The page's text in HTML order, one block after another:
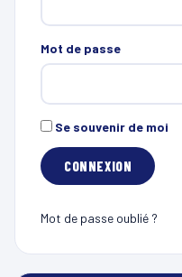
Mot de passe
Se souvenir de moi
Mot de passe oublié ?